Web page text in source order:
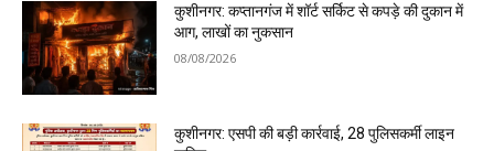
कुशीनगर: कप्तानगंज में शॉर्ट सर्किट से कपड़े की दुकान में
आग, लाखों का नुकसान
08/08/2026
कुशीनगर: एसपी की बड़ी कार्रवाई, 28 पुलिसकर्मी लाइन